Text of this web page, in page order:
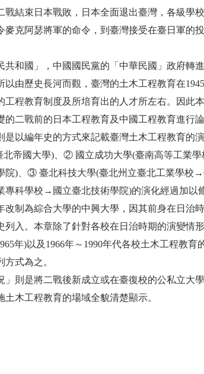
戰結束日本戰敗，日本全面退出臺灣，各級學
克阿瑟將軍的命令，到臺灣接受在臺日軍的
共和國」，中國國民黨的「中華民國」政府轉
由歷史長河而觀，臺灣的土木工程教育在
工程教育制度及所培育出的人才所左右。因此
二戰前的日本工程教育及中國工程教育進行論
以編年史的方式來記載臺灣土木工程教育的
帝國大學)、② 國立成功大學(臺南高等工業
院)、③ 臺北科技大學(臺北州立臺北工業學校
科學校→國立臺北技術學院)的演化經過加以
改制為綜合大學的中興大學，因其前身在日治
入。本章除了針對各校在日治時期的演變情
年)以及1966年～1990年代各校土木工程教
式為之。
」則是將二戰後新成立或在臺復校的公私立大
木工程教育的場域全貌清楚顯示。